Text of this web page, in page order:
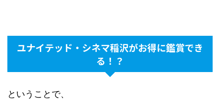
ユナイテッド・シネマ稲沢がお得に鑑賞でき
る！？
ということで、